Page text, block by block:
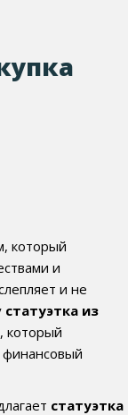
который
и
и не
статуэтка из
который
финансовый
статуэтка